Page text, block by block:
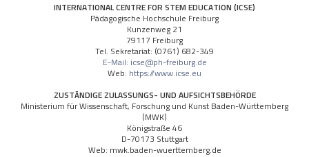
INTERNATIONAL CENTRE FOR STEM EDUCATION (ICSE)
Pädagogische Hochschule Freiburg
Kunzenweg 21
79117 Freiburg
Tel. Sekretariat: (0761) 682-349
E-Mail: icse@ph-freiburg.de
Web: https://www.icse.eu
ZUSTÄNDIGE ZULASSUNGS- UND AUFSICHTSBEHÖRDE
Ministerium für Wissenschaft, Forschung und Kunst Baden-Württemberg
(MWK)
Königstraße 46
D-70173 Stuttgart
Web: mwk.baden-wuerttemberg.de